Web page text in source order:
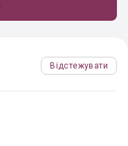
Відстежувати